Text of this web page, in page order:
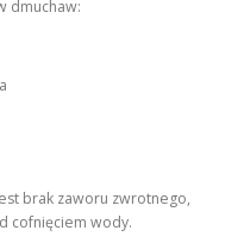
dmuchaw:
brak zaworu zwrotnego,
cofnięciem wody.